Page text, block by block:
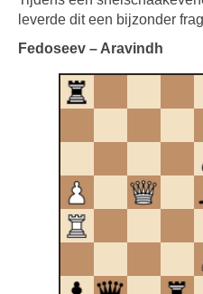
leverde dit een bijzonder
Fedoseev – Aravindh